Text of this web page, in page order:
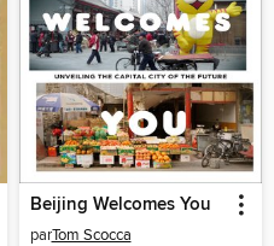
Beijing Welcomes You
parTom Scocca